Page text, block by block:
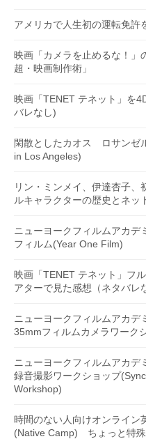
アメリカで人生初の運転免
映画「カメラを止めるな！」
超・映画制作術」
映画「TENET テネット」を
バレなし)
閑散としたカオス ロサンゼ
in Los Angeles)
リン・ミンメイ、伊達杏子
ルキャラクターの歴史とネッ
ニューヨークフィルムアカ
フィルム(Year One Film)
映画「TENET テネット」フ
アターで見た感想（ネタバレ
ニューヨークフィルムアカ
35mmフィルムカメラワーク
ニューヨークフィルムアカ
録音撮影ワークショップ
Workshop)
時間のない人向けオンライン
(Native Camp) ちょっと特